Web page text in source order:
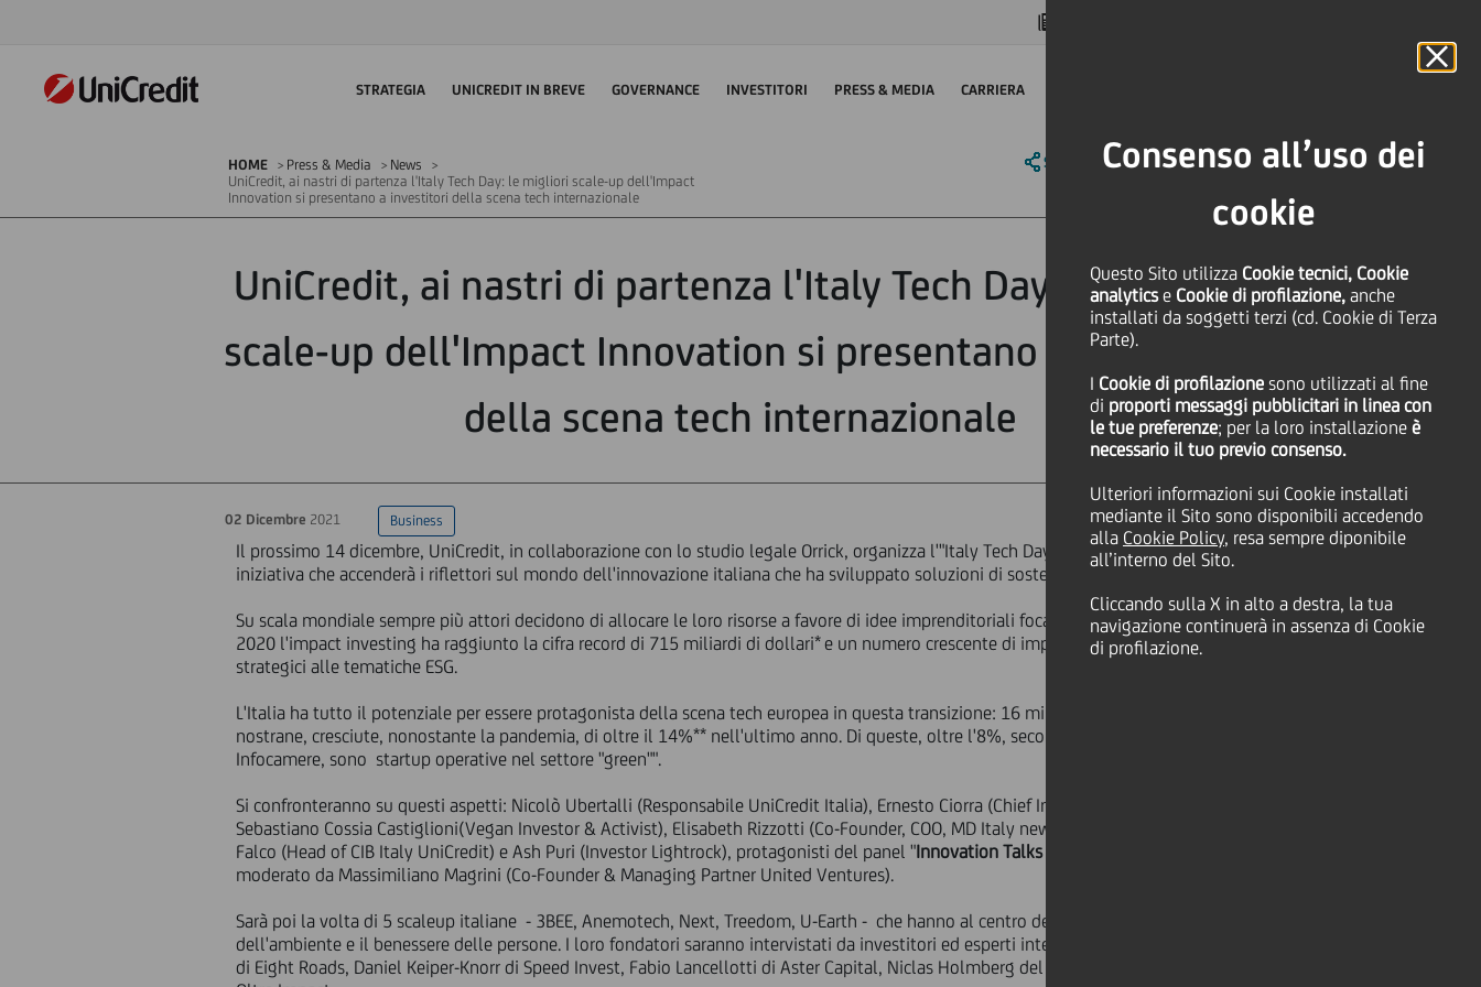
Consenso all’uso dei
cookie
Questo Sito utilizza Cookie tecnici, Cookie
analyticse Cookie di profilazione, anche
installati da soggetti terzi (cd. Cookie di Terza
Parte).
I Cookie di profilazione sono utilizzati al fine
di proporti messaggi pubblicitari in linea con
le tue preferenze; per la loro installazione è
necessario il tuo previo consenso.
Ulteriori informazioni sui Cookie installati
mediante il Sito sono disponibili accedendo
alla Cookie Policy, resa sempre diponibile
all’interno del Sito.
Cliccando sulla X in alto a destra, la tua
navigazione continuerà in assenza di Cookie
di profilazione.
STRATEGIA UNICREDIT IN BREVE GOVERNANCE INVESTITORI PRESS & MEDIA CARRIERA
HOME Press & Media
News
UniCredit, ai nastri di partenza l'Italy Tech Day: le migliori scale-up dell'Impact
Innovation si presentano a investitori della scena tech internazionale
SHARE PRINT SEND
UniCredit, ai nastri di partenza l'Italy Tech Day: le migliori
scale-up dell'Impact Innovation si presentano a investitori
della scena tech internazionale
02 Dicembre 2021 Business
Il prossimo 14 dicembre, UniCredit, in collaborazione con lo studio legale Orrick, organizza l'"Italy Tech Day - Innovation for Good",
iniziativa che accenderà i riflettori sul mondo dell'innovazione italiana che ha sviluppato soluzioni di sostenibilità.
Su scala mondiale sempre più attori decidono di allocare le loro risorse a favore di idee imprenditoriali focalizzate sull'impatto: nel
2020 l'impact investing ha raggiunto la cifra record di 715 miliardi di dollari*e un numero crescente di imprese lega i propri obiettivi
strategici alle tematiche ESG.
L'Italia ha tutto il potenziale per essere protagonista della scena tech europea in questa transizione: 16 mila le startup e PMI innovative
nostrane, cresciute, nonostante la pandemia, di oltre il 14%** nell'ultimo anno. Di queste, oltre l'8%, secondo uno studio di
Infocamere, sono startup operative nel settore "green"".
Si confronteranno su questi aspetti: Nicolò Ubertalli (Responsabile UniCredit Italia), Ernesto Ciorra (Chief Innovability® Officer ENEL),
Sebastiano Cossia Castiglioni(Vegan Investor & Activist), Elisabeth Rizzotti (Co-Founder, COO, MD Italy newcleo), Alfredo Maria De
Falco (Head of CIB Italy UniCredit) e Ash Puri (Investor Lightrock), protagonisti del panel "Innovation Talks - Time to transition
moderato da Massimiliano Magrini (Co-Founder & Managing Partner United Ventures).
Sarà poi la volta di 5 scaleup italiane - 3BEE, Anemotech, Next, Treedom, U-Earth - che hanno al centro delle loro attività il rispetto
dell'ambiente e il benessere delle persone. I loro fondatori saranno intervistati da investitori ed esperti internazionali: Virginia Bassano
di Eight Roads, Daniel Keiper-Knorr di Speed Invest, Fabio Lancellotti di Aster Capital, Niclas Holmberg del NASDAQ e Raffaele Fedele di